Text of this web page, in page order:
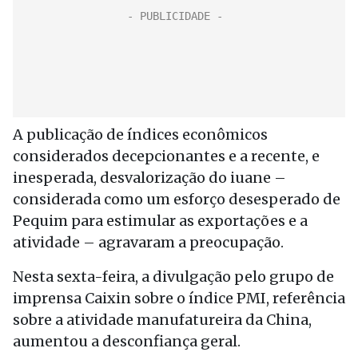
A publicação de índices econômicos
considerados decepcionantes e a recente, e
inesperada, desvalorização do iuane –
considerada como um esforço desesperado de
Pequim para estimular as exportações e a
atividade – agravaram a preocupação.
Nesta sexta-feira, a divulgação pelo grupo de
imprensa Caixin sobre o índice PMI, referência
sobre a atividade manufatureira da China,
aumentou a desconfiança geral.